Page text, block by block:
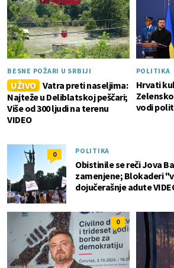
BESNE POŽARI U SRBIJI
UŽIVO Vatra preti naseljima:
Najteže u Deliblatskoj peščari;
Više od 300 ljudi na terenu
VIDEO
POLITIKA
Hrvati
vodi
0 POLITIKA
Obistinile se reči Jova
zamenjene; Blokaderi
dojučerašnje adute
0